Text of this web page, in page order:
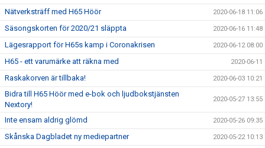
Nätverksträff med H65 Höör 2020-06-18 11:06
Säsongskorten för 2020/21 släppta 2020-06-16 11:48
Lägesrapport för H65s kamp i Coronakrisen 2020-06-12 08:00
H65 - ett varumärke att räkna med 2020-06-11
Raskakorven är tillbaka! 2020-06-03 10:21
Bidra till H65 Höör med e-bok och ljudbokstjänsten
Nextory!
2020-05-27 13:55
Inte ensam aldrig glömd 2020-05-26 09:35
Skånska Dagbladet ny mediepartner 2020-05-22 10:13